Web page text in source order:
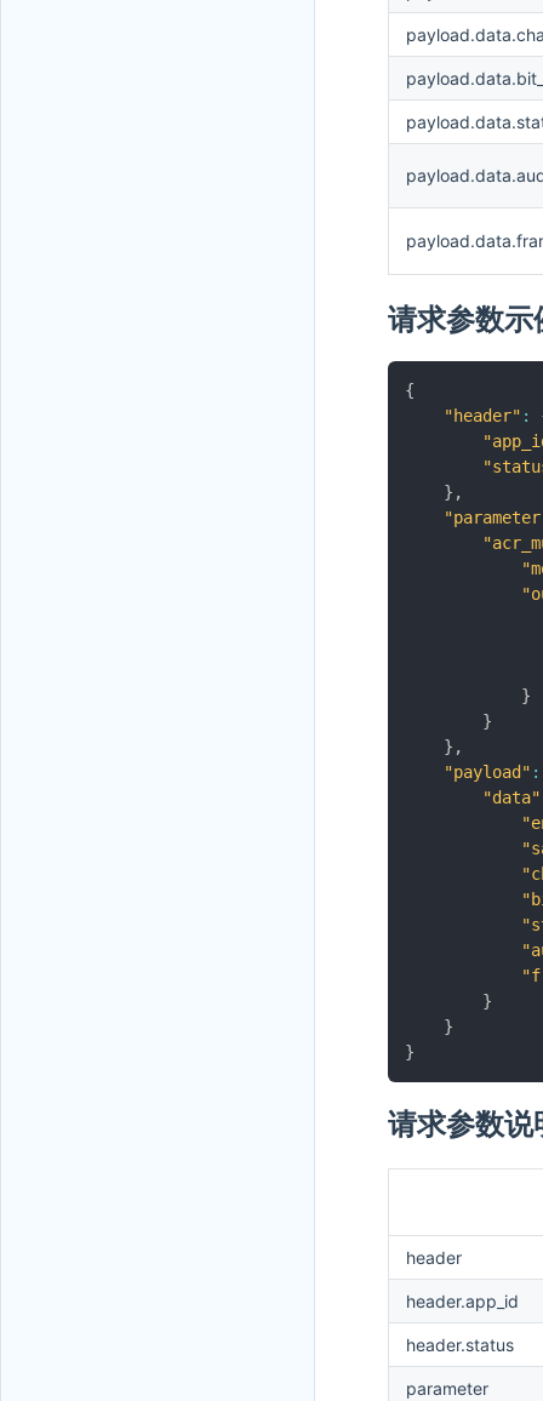
请求参数
{
"header" :
} ,
}
}
} ,
"payload" :
"data"
}
}
}
请求参数
header
header.app_id
header.status
parameter